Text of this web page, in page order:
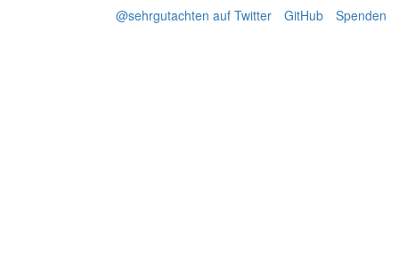
@sehrgutachten auf Twitter
GitHub Spenden